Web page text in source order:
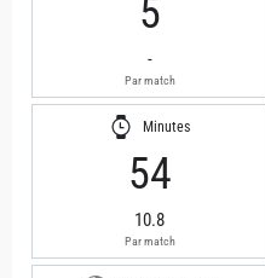
5
-
Par match
Minutes
54
10.8
Par match